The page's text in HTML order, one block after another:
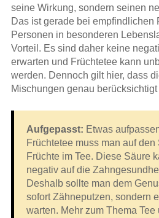
seine Wirkung, sondern seinen
Das ist gerade bei empfindlichen
Personen in besonderen
Vorteil. Es sind daher keine
erwarten und Früchtetee kann
werden. Dennoch gilt hier, dass
Mischungen genau
Aufgepasst: Etwas
Früchtetee muss man auf
Früchte im Tee. Diese Säure
negativ auf die
Deshalb sollte man dem
sofort Zähneputzen, sondern
warten. Mehr zum Thema